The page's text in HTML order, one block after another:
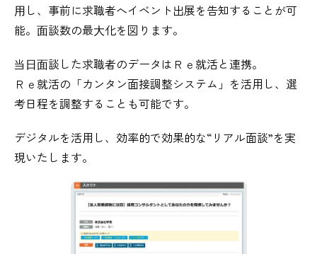
⽤し、事前に求職者へイベント出展を告知することが可
能。⾯談数の最⼤化を図ります。
当⽇⾯談した求職者のデータはＲｅ就活と連携。
Ｒｅ就活の「カンタン面接調整システム」を活用し、選
考日程を調整することも可能です。
デジタルを活用し、効率的で効果的な“リアル面談”を実
現いたします。